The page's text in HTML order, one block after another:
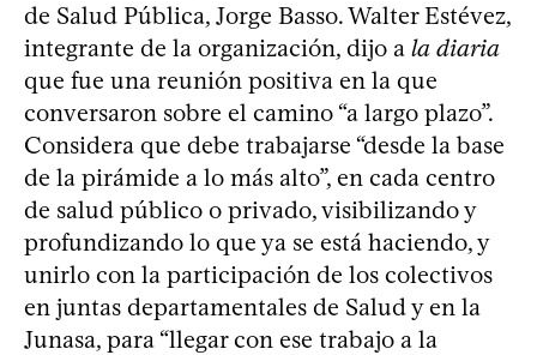
de Salud Pública, Jorge Basso. Walter Estévez,
integrante de la organización, dijo a la diaria
que fue una reunión positiva en la que
conversaron sobre el camino “a largo plazo”.
Considera que debe trabajarse “desde la base
de la pirámide a lo más alto”, en cada centro
de salud público o privado, visibilizando y
profundizando lo que ya se está haciendo, y
unirlo con la participación de los colectivos
en juntas departamentales de Salud y en la
Junasa, para “llegar con ese trabajo a la